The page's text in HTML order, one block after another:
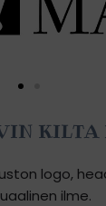
KILTA
logo,
ilme.